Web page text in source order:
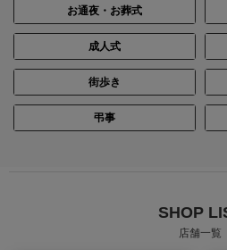
お通夜・お葬式
成人式
街歩き
弔事
SHOP
店舗一覧